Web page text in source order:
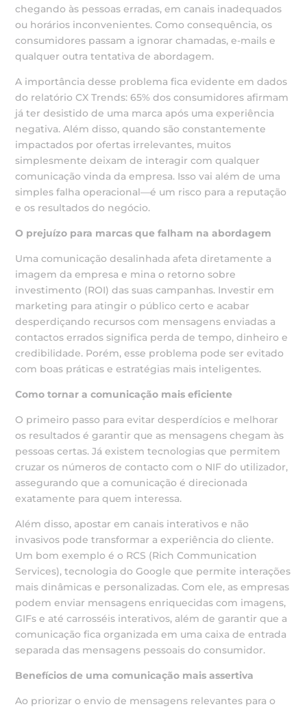
chegando às pessoas erradas, em canais inadequados
ou horários inconvenientes. Como consequência, os
consumidores passam a ignorar chamadas, e-mails e
qualquer outra tentativa de abordagem.
A importância desse problema fica evidente em dados
do relatório CX Trends: 65% dos consumidores afirmam
já ter desistido de uma marca após uma experiência
negativa. Além disso, quando são constantemente
impactados por ofertas irrelevantes, muitos
simplesmente deixam de interagir com qualquer
comunicação vinda da empresa. Isso vai além de uma
simples falha operacional—é um risco para a reputação
e os resultados do negócio.
O prejuízo para marcas que falham na abordagem
Uma comunicação desalinhada afeta diretamente a
imagem da empresa e mina o retorno sobre
investimento (ROI) das suas campanhas. Investir em
marketing para atingir o público certo e acabar
desperdiçando recursos com mensagens enviadas a
contactos errados significa perda de tempo, dinheiro e
credibilidade. Porém, esse problema pode ser evitado
com boas práticas e estratégias mais inteligentes.
Como tornar a comunicação mais eficiente
O primeiro passo para evitar desperdícios e melhorar
os resultados é garantir que as mensagens chegam às
pessoas certas. Já existem tecnologias que permitem
cruzar os números de contacto com o NIF do utilizador,
assegurando que a comunicação é direcionada
exatamente para quem interessa.
Além disso, apostar em canais interativos e não
invasivos pode transformar a experiência do cliente.
Um bom exemplo é o RCS (Rich Communication
Services), tecnologia do Google que permite interações
mais dinâmicas e personalizadas. Com ele, as empresas
podem enviar mensagens enriquecidas com imagens,
GIFs e até carrosséis interativos, além de garantir que a
comunicação fica organizada em uma caixa de entrada
separada das mensagens pessoais do consumidor.
Benefícios de uma comunicação mais assertiva
Ao priorizar o envio de mensagens relevantes para o